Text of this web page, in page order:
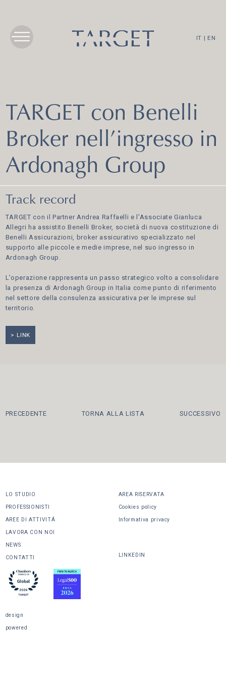
IT | EN
TARGET con Benelli
Broker nell’ingresso in
Ardonagh Group
Track record
TARGET con il Partner Andrea Raffaelli e l'Associate Gianluca
Allegri ha assistito Benelli Broker, società di nuova costituzione di
Benelli Assicurazioni, broker assicurativo specializzato nel
supporto alle piccole e medie imprese, nel suo ingresso in
Ardonagh Group.
L’operazione rappresenta un passo strategico volto a consolidare
la presenza di Ardonagh Group in Italia come punto di riferimento
nel settore della consulenza assicurativa per le imprese sul
territorio.
LINK
PRECEDENTE TORNA ALLA LISTA SUCCESSIVO
LO STUDIO
PROFESSIONISTI
AREE DI ATTIVITÁ
LAVORA CON NOI
NEWS
CONTATTI
AREA RISERVATA
Cookies policy
Informativa privacy
LINKEDIN
design
powered